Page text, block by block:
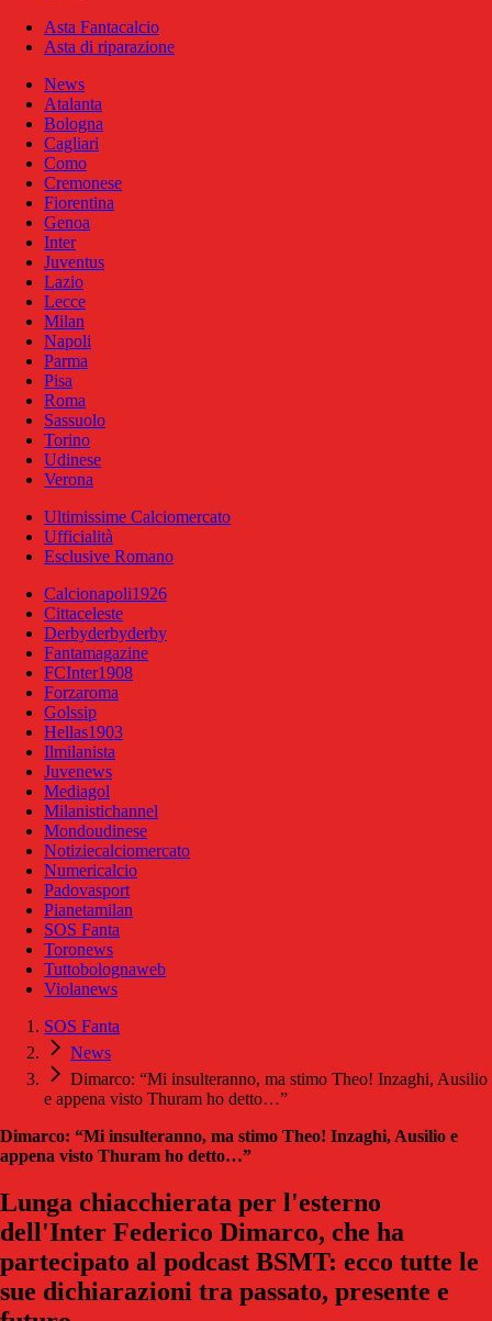
Asta Fantacalcio
Asta di riparazione
News
Atalanta
Bologna
Cagliari
Como
Cremonese
Fiorentina
Genoa
Inter
Juventus
Lazio
Lecce
Milan
Napoli
Parma
Pisa
Roma
Sassuolo
Torino
Udinese
Verona
Ultimissime Calciomercato
Ufficialità
Esclusive Romano
Calcionapoli1926
Cittaceleste
Derbyderbyderby
Fantamagazine
FCInter1908
Forzaroma
Golssip
Hellas1903
Ilmilanista
Juvenews
Mediagol
Milanistichannel
Mondoudinese
Notiziecalciomercato
Numericalcio
Padovasport
Pianetamilan
SOS Fanta
Toronews
Tuttobolognaweb
Violanews
SOS Fanta
News
Dimarco: “Mi insulteranno, ma stimo Theo! Inzaghi, Ausilio
e appena visto Thuram ho detto…”
Dimarco: “Mi insulteranno, ma stimo Theo! Inzaghi, Ausilio e
appena visto Thuram ho detto…”
Lunga chiacchierata per l'esterno
dell'Inter Federico Dimarco, che ha
partecipato al podcast BSMT: ecco tutte le
sue dichiarazioni tra passato, presente e